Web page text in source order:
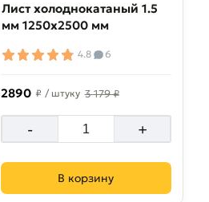
Лист холоднокатаный 1.5
мм 1250х2500 мм
4.8 6
2890 ₽ / штуку 3 179 ₽
- +
В корзину